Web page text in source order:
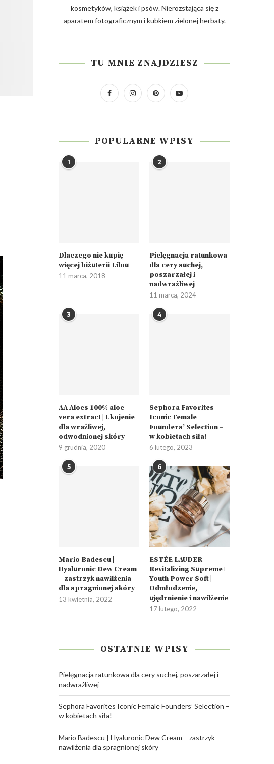
kosmetyków, książek i psów. Nierozstająca się z
aparatem fotograficznym i kubkiem zielonej herbaty.
TU MNIE ZNAJDZIESZ
POPULARNE WPISY
1
Dlaczego nie kupię
więcej biżuterii Lilou
11 marca, 2018
2
Pielęgnacja ratunkowa
dla cery suchej,
poszarzałej i
nadwrażliwej
11 marca, 2024
3
AA Aloes 100% aloe
vera extract | Ukojenie
dla wrażliwej,
odwodnionej skóry
9 grudnia, 2020
4
Sephora Favorites
Iconic Female
Founders’ Selection –
w kobietach siła!
6 lutego, 2023
5
Mario Badescu |
Hyaluronic Dew Cream
– zastrzyk nawilżenia
dla spragnionej skóry
13 kwietnia, 2022
6
ESTÉE LAUDER
Revitalizing Supreme+
Youth Power Soft |
Odmłodzenie,
ujędrnienie i nawilżenie
17 lutego, 2022
OSTATNIE WPISY
Pielęgnacja ratunkowa dla cery suchej, poszarzałej i
nadwrażliwej
Sephora Favorites Iconic Female Founders’ Selection –
w kobietach siła!
Mario Badescu | Hyaluronic Dew Cream – zastrzyk
nawilżenia dla spragnionej skóry